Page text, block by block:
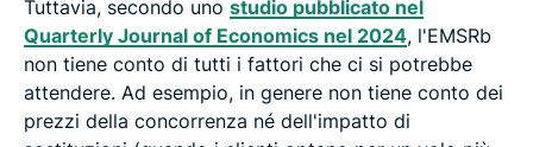
Tuttavia, secondo uno studio pubblicato nel
Quarterly Journal of Economics nel 2024, l'EMSRb
non tiene conto di tutti i fattori che ci si potrebbe
attendere. Ad esempio, in genere non tiene conto dei
prezzi della concorrenza né dell'impatto di